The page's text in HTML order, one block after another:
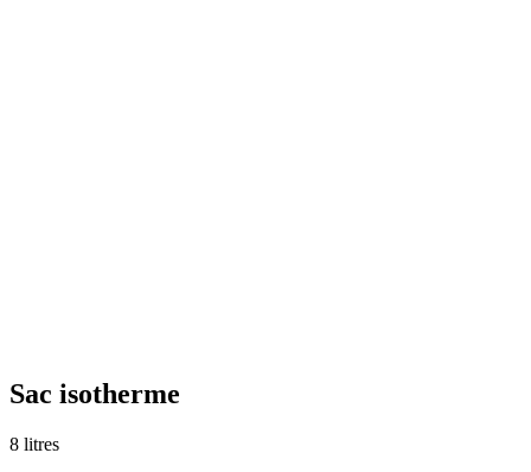
Sac isotherme
8 litres